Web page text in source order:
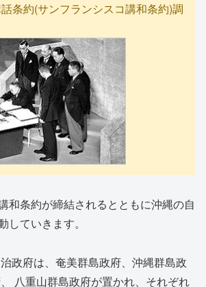
条約(サンフランシスコ講和条約)調
和条約が締結されるとともに沖縄の自
していきます。
政府は、奄美群島政府、沖縄群島政
八重山群島政府が置かれ、それぞれ